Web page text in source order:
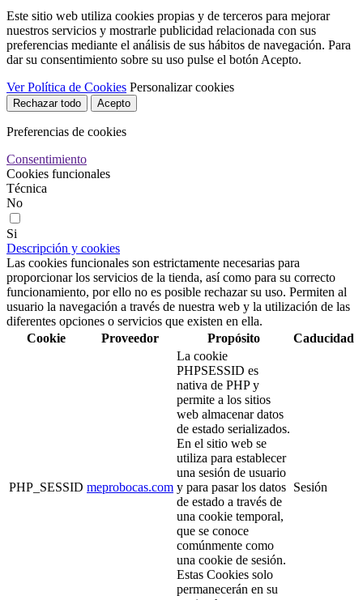
Este sitio web utiliza cookies propias y de terceros para mejorar
nuestros servicios y mostrarle publicidad relacionada con sus
preferencias mediante el análisis de sus hábitos de navegación. Para
dar su consentimiento sobre su uso pulse el botón Acepto.
Ver Política de Cookies Personalizar cookies
Rechazar todo Acepto
Preferencias de cookies
Consentimiento
Cookies funcionales
Técnica
No
Si
Descripción y cookies
Las cookies funcionales son estrictamente necesarias para
proporcionar los servicios de la tienda, así como para su correcto
funcionamiento, por ello no es posible rechazar su uso. Permiten al
usuario la navegación a través de nuestra web y la utilización de las
diferentes opciones o servicios que existen en ella.
Cookie
Proveedor Propósito Caducidad
PHP_SESSID meprobocas.com
La cookie
PHPSESSID es
nativa de PHP y
permite a los sitios
web almacenar datos
de estado serializados.
En el sitio web se
utiliza para establecer
una sesión de usuario
y para pasar los datos
de estado a través de
una cookie temporal,
que se conoce
comúnmente como
una cookie de sesión.
Estas Cookies solo
permanecerán en su
Sesión